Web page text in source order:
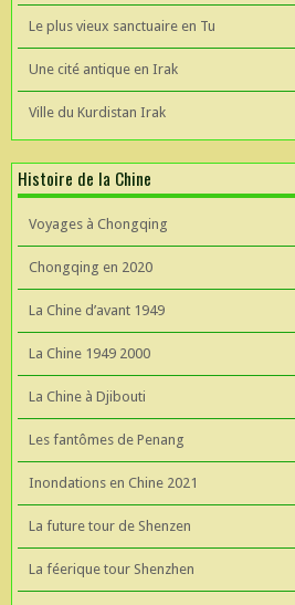
Le plus vieux sanctuaire en Tu
Une cité antique en Irak
Ville du Kurdistan Irak
Histoire de la Chine
Voyages à Chongqing
Chongqing en 2020
La Chine d’avant 1949
La Chine 1949 2000
La Chine à Djibouti
Les fantômes de Penang
Inondations en Chine 2021
La future tour de Shenzen
La féerique tour Shenzhen